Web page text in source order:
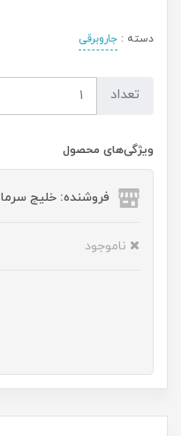
دسته : جاروبرقی
تعداد
ویژگی‌های محصول
فروشنده: خلیج سرما
ناموجود